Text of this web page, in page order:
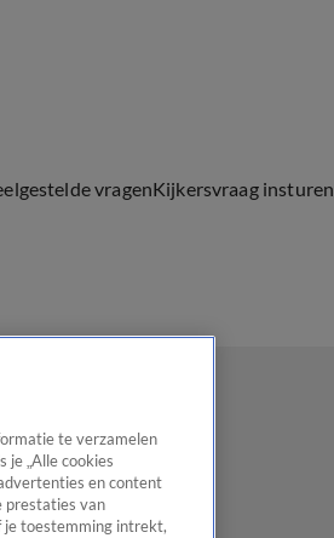
vragenKijkersvraag insturen
te verzamelen
je „Alle cookies
en content
prestaties van
je toestemming intrekt,